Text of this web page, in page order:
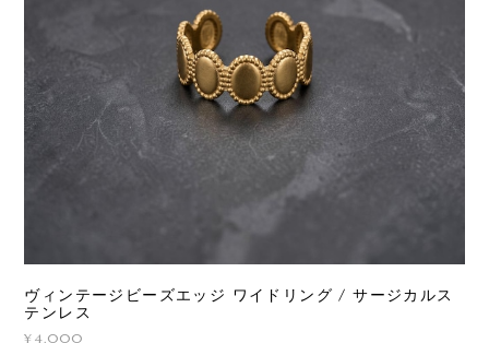
ヴィンテージビーズエッジ ワイドリング / サージカルス
テンレス
¥4,000